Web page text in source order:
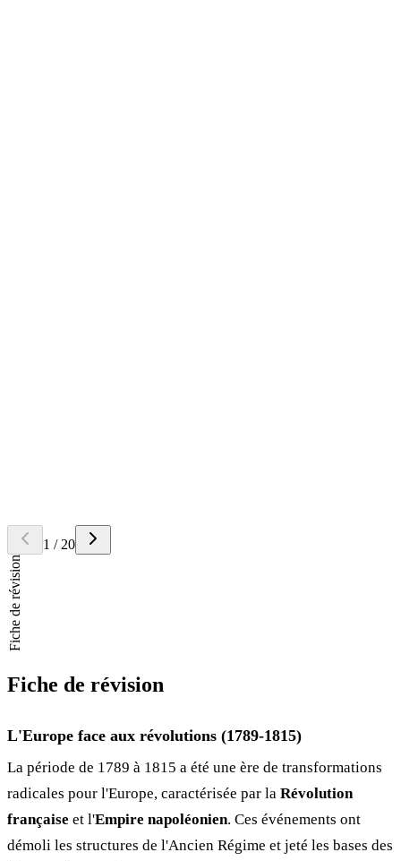
les libertés fondamentales.
1 / 20
Fiche de révision
Fiche de révision
L'Europe face aux révolutions (1789-1815)
La période de 1789 à 1815 a été une ère de transformations
radicales pour l'Europe, caractérisée par la Révolution
française et l'Empire napoléonien. Ces événements ont
démoli les structures de l'Ancien Régime et jeté les bases des